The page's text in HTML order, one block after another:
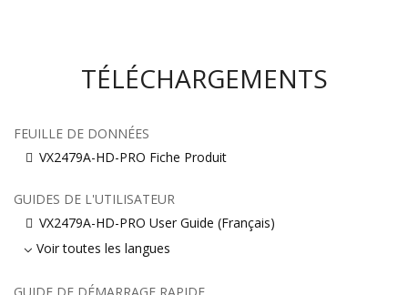
TÉLÉCHARGEMENTS
FEUILLE DE DONNÉES
VX2479A-HD-PRO Fiche Produit
GUIDES DE L'UTILISATEUR
VX2479A-HD-PRO User Guide (Français)
Voir toutes les langues